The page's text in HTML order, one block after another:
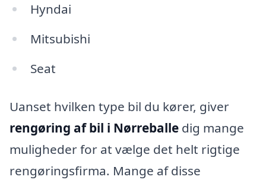
Hyndai
Mitsubishi
Seat
Uanset hvilken type bil du kører, giver
rengøring af bil i Nørreballe dig mange
muligheder for at vælge det helt rigtige
rengøringsfirma. Mange af disse